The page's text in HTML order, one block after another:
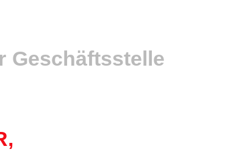
Geschäftsstelle